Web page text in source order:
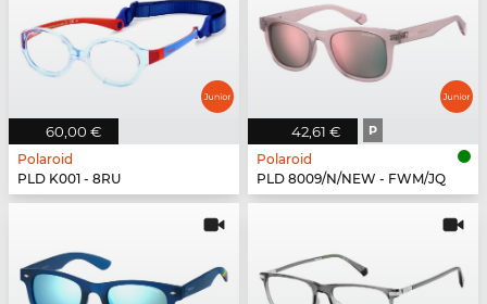
60,00 €
Polaroid
PLD K001 - 8RU
42,61 € P
Polaroid
PLD 8009/N/NEW - FWM/JQ